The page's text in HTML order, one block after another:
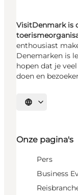
VisitDenmark is
enthousiast
Denemarken is
hopen dat je
doen en
Selecteer taal
Onze pagina's
Pers
Business